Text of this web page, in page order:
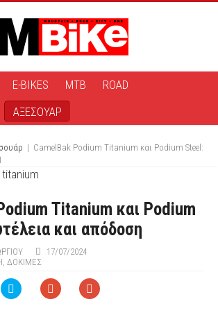
E-BIKES MTB
ROAD
ΑΞΕΣΟΥΑΡ
| CamelBak Podium Titanium και Podium Steel:
Titanium και Podium
και απόδοση
17/07/2024
,ΔΟΚΙΜΕΣ